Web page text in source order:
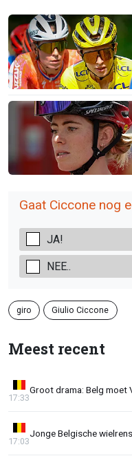
Gaat Ciccone nog
JA!
NEE..
giro Giulio Ciccone
Meest recent
Groot drama: Belg moet
17:33
Jonge Belgische
17:03